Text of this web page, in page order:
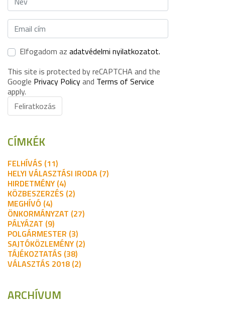
Elfogadom az adatvédelmi nyilatkozatot.
This site is protected by reCAPTCHA and the
Google Privacy Policyand Terms of Service
apply.
Feliratkozás
CÍMKÉK
FELHÍVÁS (11)
HELYI VÁLASZTÁSI IRODA (7)
HIRDETMÉNY (4)
KÖZBESZERZÉS (2)
MEGHÍVÓ (4)
ÖNKORMÁNYZAT (27)
PÁLYÁZAT (9)
POLGÁRMESTER (3)
SAJTÓKÖZLEMÉNY (2)
TÁJÉKOZTATÁS (38)
VÁLASZTÁS 2018 (2)
ARCHÍVUM